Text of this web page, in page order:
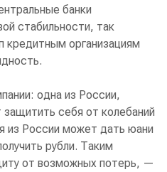
банки
стабильности, так
кредитным организациям
одна из России,
защитить себя от колебаний
из России может дать юани
рубли. Таким
от возможных потерь, —